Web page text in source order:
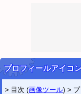
ツイッター @utility_labo
新着などの情報を受け取り
プロフィールアイコ
> 目次 (画像ツール) >